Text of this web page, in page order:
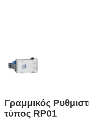
Γραμμικός
τύπος RP01